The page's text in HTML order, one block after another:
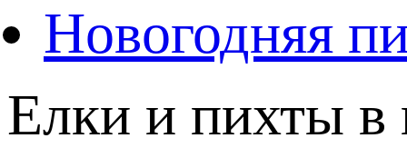
Новогодняя
Елки и пихты в